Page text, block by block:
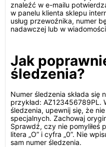
znaleźć w e-mailu
w panelu klienta sklepu
usług przewoźnika, numer
nadawczej lub w
Jak
śledzenia?
Numer śledzenia składa się
przykład: AZ123456789PL.
śledzenia, upewnij się, że
specjalnych. Zachowaj
Sprawdź, czy nie pomyliłeś
litera „O” i cyfra „0”. Nie
sam numer śledzenia.